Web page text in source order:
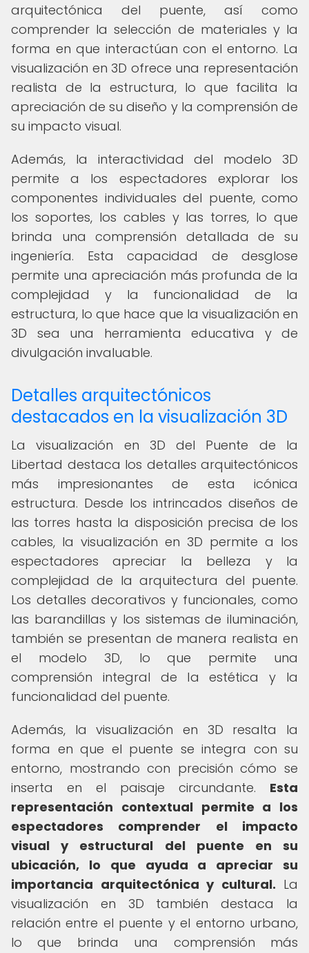
arquitectónica del puente, así como
comprender la selección de materiales y la
forma en que interactúan con el entorno. La
visualización en 3D ofrece una representación
realista de la estructura, lo que facilita la
apreciación de su diseño y la comprensión de
su impacto visual.
Además, la interactividad del modelo 3D
permite a los espectadores explorar los
componentes individuales del puente, como
los soportes, los cables y las torres, lo que
brinda una comprensión detallada de su
ingeniería. Esta capacidad de desglose
permite una apreciación más profunda de la
complejidad y la funcionalidad de la
estructura, lo que hace que la visualización en
3D sea una herramienta educativa y de
divulgación invaluable.
Detalles arquitectónicos
destacados en la visualización 3D
La visualización en 3D del Puente de la
Libertad destaca los detalles arquitectónicos
más impresionantes de esta icónica
estructura. Desde los intrincados diseños de
las torres hasta la disposición precisa de los
cables, la visualización en 3D permite a los
espectadores apreciar la belleza y la
complejidad de la arquitectura del puente.
Los detalles decorativos y funcionales, como
las barandillas y los sistemas de iluminación,
también se presentan de manera realista en
el modelo 3D, lo que permite una
comprensión integral de la estética y la
funcionalidad del puente.
Además, la visualización en 3D resalta la
forma en que el puente se integra con su
entorno, mostrando con precisión cómo se
inserta en el paisaje circundante. Esta
representación contextual permite a los
espectadores comprender el impacto
visual y estructural del puente en su
ubicación, lo que ayuda a apreciar su
importancia arquitectónica y cultural. La
visualización en 3D también destaca la
relación entre el puente y el entorno urbano,
lo que brinda una comprensión más